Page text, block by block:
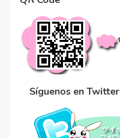
Síguenos en Twitter